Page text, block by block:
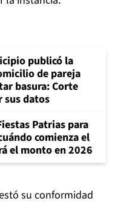
publicó la
de pareja
basura: Corte
sus datos
Patrias para
comienza el
el monto en 2026
su conformidad